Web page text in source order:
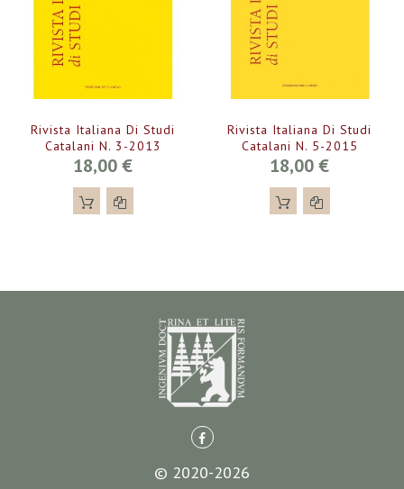
Rivista Italiana Di Studi
Catalani N. 3-2013
18,00 €
Rivista Italiana Di Studi
Catalani N. 5-2015
18,00 €
© 2020-2026